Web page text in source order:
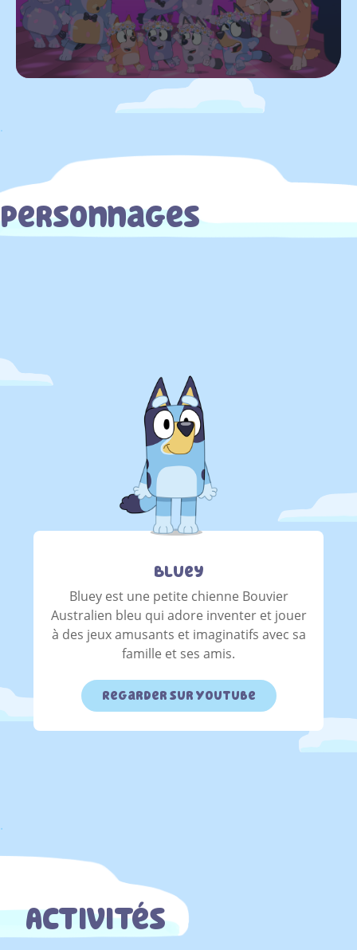
.
Personnages
Bluey
Bluey est une petite chienne Bouvier
Australien bleu qui adore inventer et jouer
à des jeux amusants et imaginatifs avec sa
famille et ses amis.
Regarder sur YouTube
.
Activités